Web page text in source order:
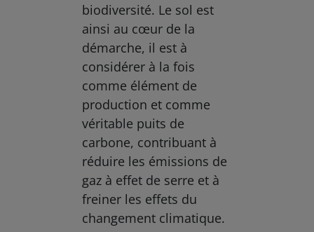
biodiversité. Le sol est
ainsi au cœur de la
démarche, il est à
considérer à la fois
comme élément de
production et comme
véritable puits de
carbone, contribuant à
réduire les émissions de
gaz à effet de serre et à
freiner les effets du
changement climatique.